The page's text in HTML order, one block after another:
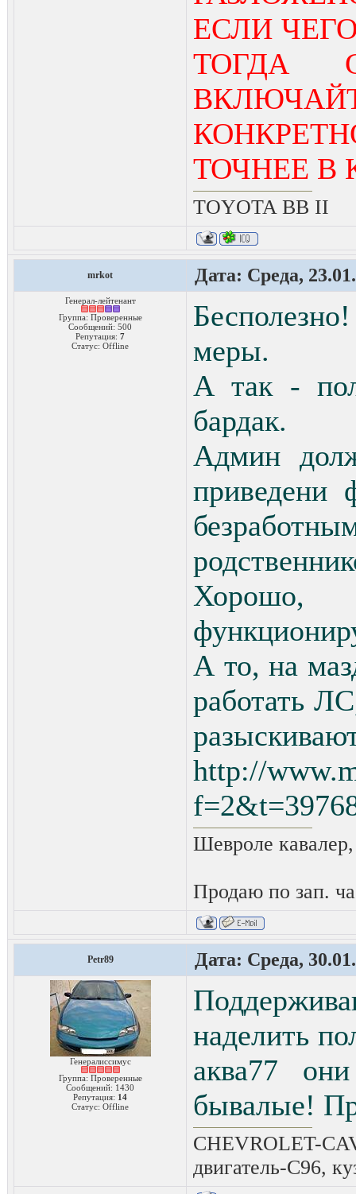
ЕСЛИ
ТОГДА
ТОЧНЕЕ В
TOYOTA ВВ II
mrkot Дата: Среда,
Генерал-лейтенант
Группа: Проверенные
Сообщений: 500
Репутация: 7
Статус: Offline
меры.
А так -
бардак.
Админ
приведени
А то, на
работать
http://
Шевроле
Продаю по зап.
Petr89 Дата: Среда,
Генералиссимус
Группа: Проверенные
Сообщений: 1430
Репутация: 14
Статус: Offline
наделить
аква77
бывалые!
CHEVROLET-
двигатель-C96,